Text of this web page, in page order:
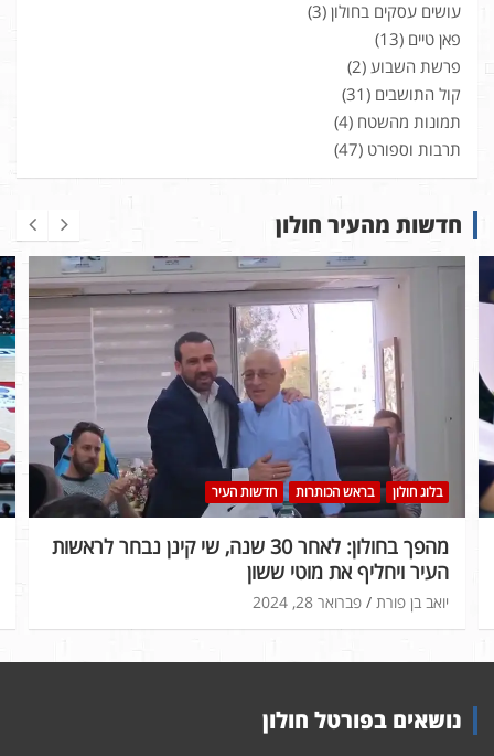
עושים עסקים בחולון (3)
פאן טיים (13)
פרשת השבוע (2)
קול התושבים (31)
תמונות מהשטח (4)
תרבות וספורט (47)
חדשות מהעיר חולון
בלוג חולון בראש הכותרות חדשות העיר
מהפך בחולון: לאחר 30 שנה, שי קינן נבחר לראשות
העיר ויחליף את מוטי ששון
פברואר 28, 2024 יואב בן פורת
נושאים בפורטל חולון